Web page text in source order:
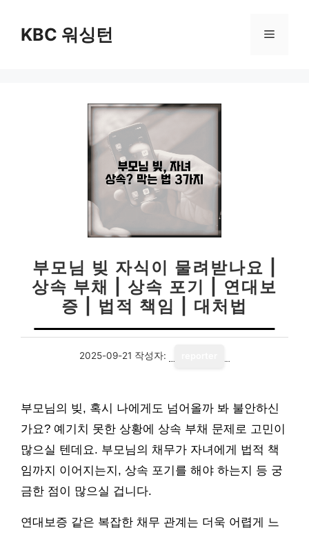
KBC 워싱턴 메
부모님 빚 자식이 물려받나요 |
상속 부채 | 상속 포기 | 연대보
증 | 법적 책임 | 대처법
2025-09-21 작성자:
부모님의 빚, 혹시 나에게도 넘어올까 봐 불안하신
가요? 예기치 못한 상황에 상속 부채 문제로 고민이
많으실 텐데요. 부모님의 채무가 자녀에게 법적 책
임까지 이어지는지, 상속 포기를 해야 하는지 등 궁
금한 점이 많으실 겁니다.
연대보증 같은 복잡한 채무 관계는 더욱 어렵게 느